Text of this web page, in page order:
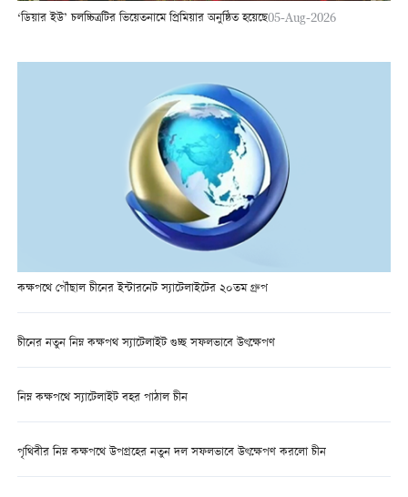
‘ডিয়ার ইউ’ চলচ্চিত্রটির ভিয়েতনামে প্রিমিয়ার অনুষ্ঠিত হয়েছে05-Aug-2026
কক্ষপথে পৌঁছাল চীনের ইন্টারনেট স্যাটেলাইটের ২০তম গ্রুপ
চীনের নতুন নিম্ন কক্ষপথ স্যাটেলাইট গুচ্ছ সফলভাবে উৎক্ষেপণ
নিম্ন কক্ষপথে স্যাটেলাইট বহর পাঠাল চীন
পৃথিবীর নিম্ন কক্ষপথে উপগ্রহের নতুন দল সফলভাবে উৎক্ষেপণ করলো চীন